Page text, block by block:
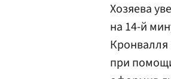
Хозяева
на 14-й
Кронвалля
при